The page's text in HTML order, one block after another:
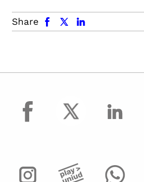
Share
facebook x.com linkedin
facebook